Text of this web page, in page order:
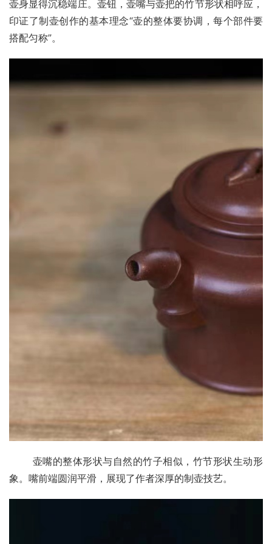
壶身显得沉稳端庄。壶钮，壶嘴与壶把的竹节形状相呼应，
印证了制壶创作的基本理念“壶的整体要协调，每个部件要
搭配匀称”。
象。嘴前端圆润平滑，展现了作者深厚的制壶技艺。